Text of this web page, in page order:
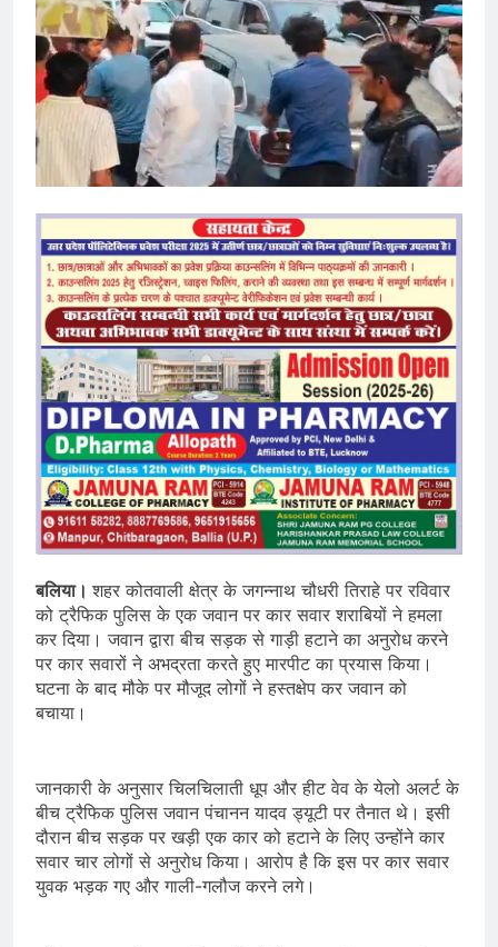
बलिया।शहर कोतवाली क्षेत्र के जगन्नाथ चौधरी तिराहे पर रविवार
को ट्रैफिक पुलिस के एक जवान पर कार सवार शराबियों ने हमला
कर दिया। जवान द्वारा बीच सड़क से गाड़ी हटाने का अनुरोध करने
पर कार सवारों ने अभद्रता करते हुए मारपीट का प्रयास किया।
घटना के बाद मौके पर मौजूद लोगों ने हस्तक्षेप कर जवान को
बचाया।
जानकारी के अनुसार चिलचिलाती धूप और हीट वेव के येलो अलर्ट के
बीच ट्रैफिक पुलिस जवान पंचानन यादव ड्यूटी पर तैनात थे। इसी
दौरान बीच सड़क पर खड़ी एक कार को हटाने के लिए उन्होंने कार
सवार चार लोगों से अनुरोध किया। आरोप है कि इस पर कार सवार
युवक भड़क गए और गाली-गलौज करने लगे।